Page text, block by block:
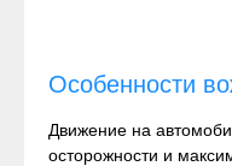
Особенности
Движение на
осторожности и